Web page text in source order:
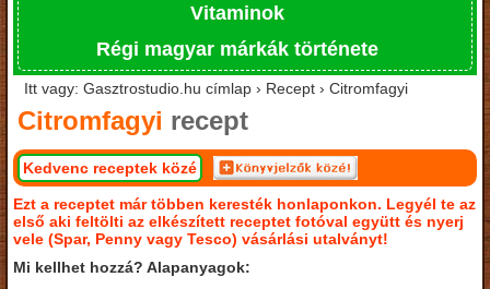
Vitaminok
Régi magyar márkák története
Itt vagy: Gasztrostudio.hu címlap › Recept › Citromfagyi
Citromfagyi recept
Kedvenc receptek közé
Ezt a receptet már többen keresték honlaponkon. Legyél te az
első aki feltölti az elkészített receptet fotóval együtt és nyerj
vele (Spar, Penny vagy Tesco) vásárlási utalványt!
Mi kellhet hozzá? Alapanyagok: